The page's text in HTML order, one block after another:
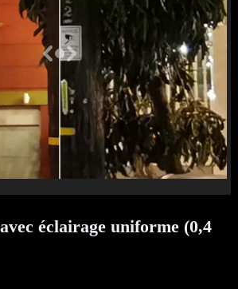
éclairage uniforme (0,4